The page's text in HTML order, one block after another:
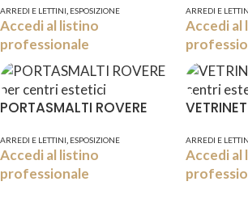
ARREDI E LETTINI ESPOSIZIONE
Accedi al listino
professionale
ARREDI E
Accedi al
PORTASMALTI ROVERE
ARREDI E LETTINI ESPOSIZIONE
Accedi al listino
professionale
ARREDI E
Accedi al